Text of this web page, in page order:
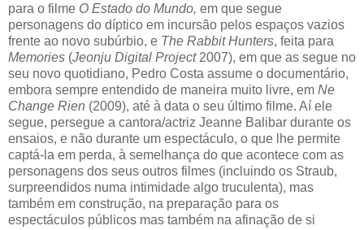
para o filme O Estado do Mundo, em que segue
personagens do díptico em incursão pelos espaços vazios
frente ao novo subúrbio, e The Rabbit Hunters, feita para
Memories (Jeonju Digital Project2007), em que as segue no
seu novo quotidiano, Pedro Costa assume o documentário,
embora sempre entendido de maneira muito livre, em Ne
Change Rien (2009), até à data o seu último filme. Aí ele
segue, persegue a cantora/actriz Jeanne Balibar durante os
ensaios, e não durante um espectáculo, o que lhe permite
captá-la em perda, à semelhança do que acontece com as
personagens dos seus outros filmes (incluindo os Straub,
surpreendidos numa intimidade algo truculenta), mas
também em construção, na preparação para os
espectáculos públicos mas também na afinação de si